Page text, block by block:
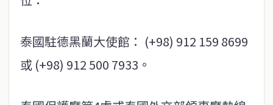
泰國駐德黑蘭大使館： (+98) 912 159 8699
或 (+98) 912 500 7933。